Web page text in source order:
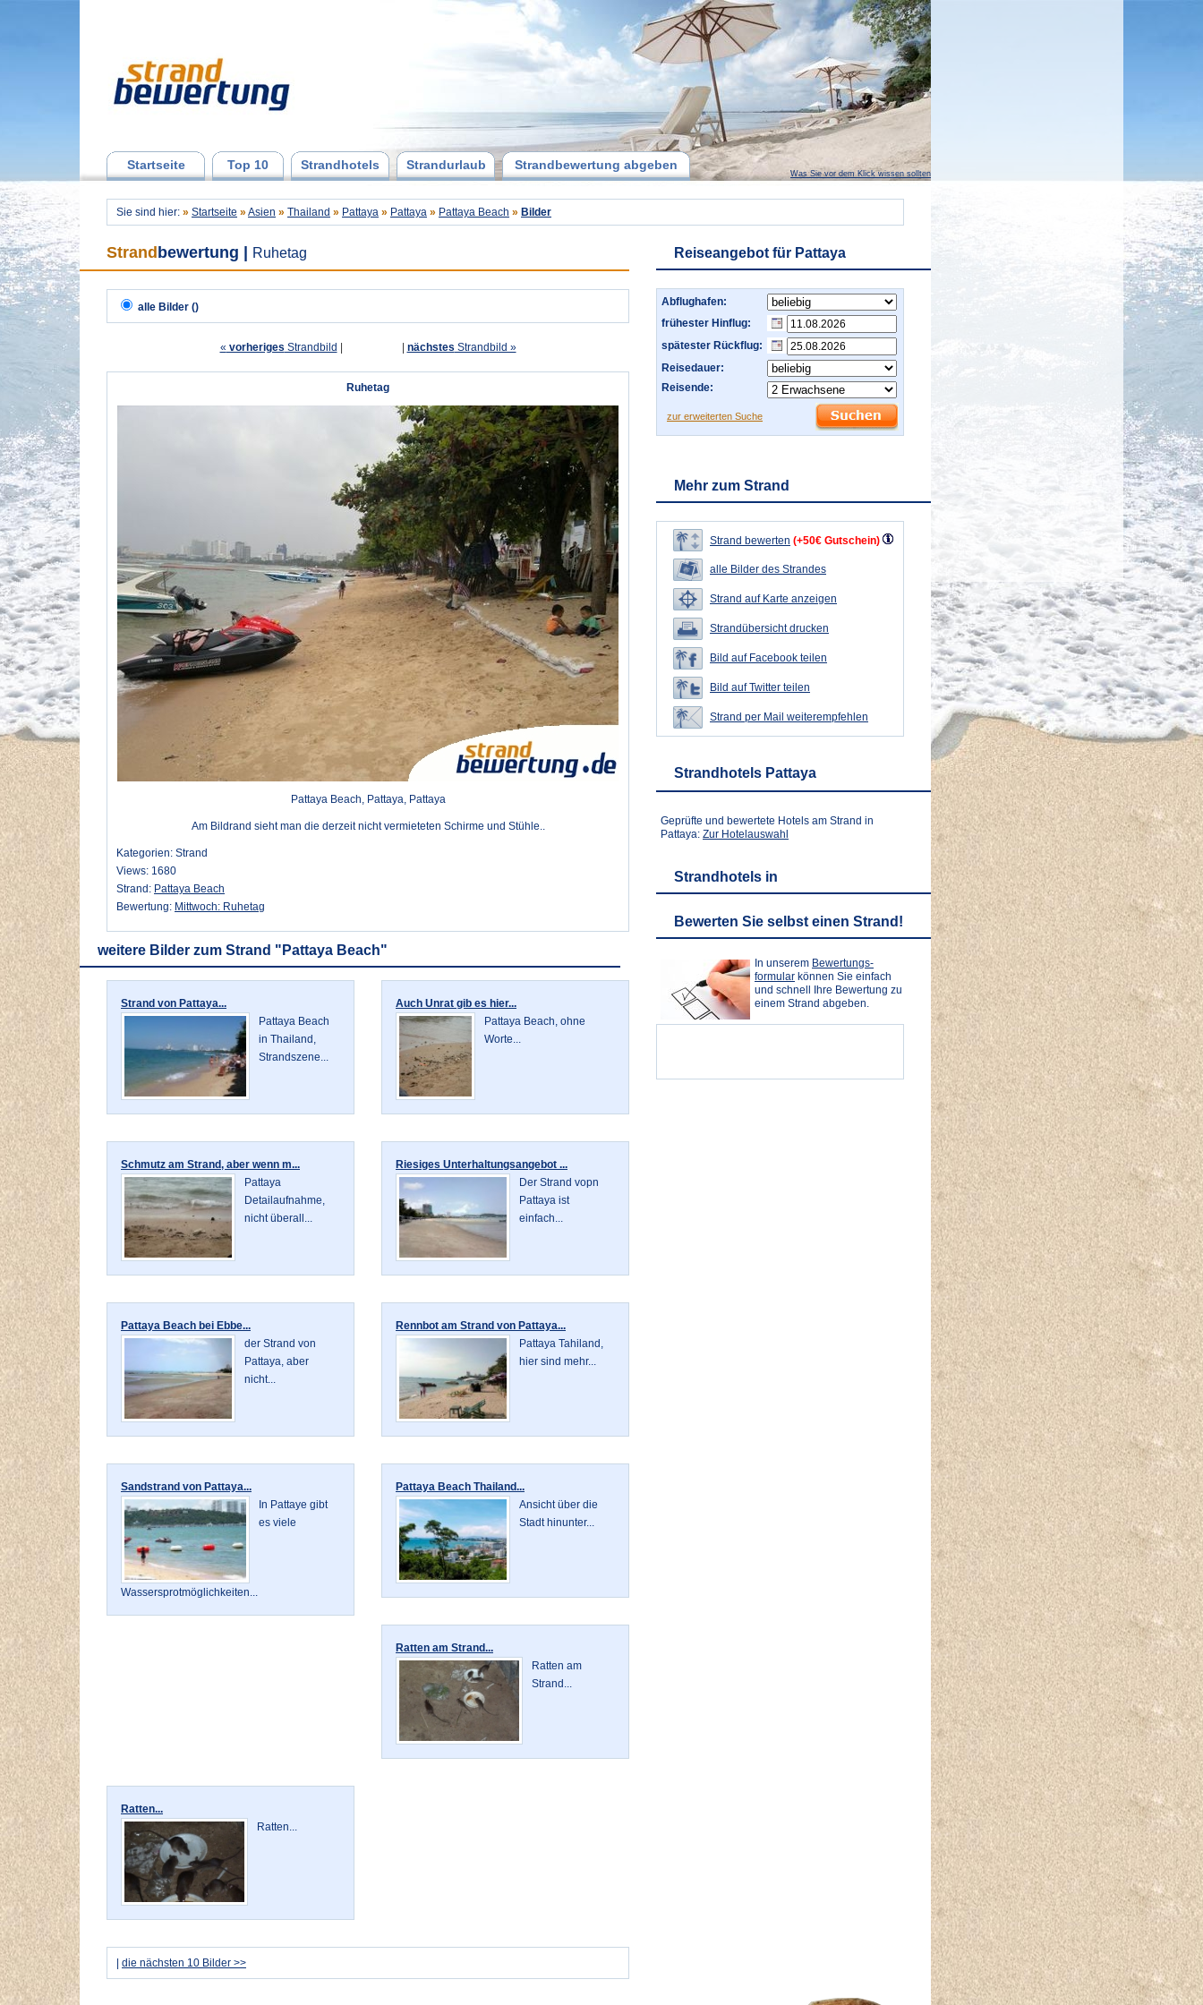
Startseite Top 10 Strandhotels Strandurlaub Strandbewertung abgeben
Was Sie vor dem Klick wissen sollten
Sie sind hier: » Startseite » Asien » Thailand » Pattaya » Pattaya » Pattaya Beach » Bilder
Strand bewertung Ruhetag
alle Bilder ()
« vorheriges Strandbild nächstes Strandbild »
Ruhetag
Pattaya Beach, Pattaya, Pattaya
Am Bildrand sieht man die derzeit nicht vermieteten Schirme und Stühle..
Kategorien: Strand
Views: 1680
Strand: Pattaya Beach
Bewertung: Mittwoch: Ruhetag
weitere Bilder zum Strand "Pattaya Beach"
Strand von Pattaya...
Pattaya Beach
in Thailand,
Strandszene...
Auch Unrat gib es hier...
Pattaya Beach, ohne
Worte...
Schmutz am Strand, aber wenn m...
Pattaya
Detailaufnahme,
nicht überall...
Riesiges Unterhaltungsangebot ...
Der Strand vopn
Pattaya ist
einfach...
Pattaya Beach bei Ebbe...
der Strand von
Pattaya, aber
nicht...
Rennbot am Strand von Pattaya...
Pattaya Tahiland,
hier sind mehr...
Sandstrand von Pattaya...
In Pattaye gibt
es viele
Wassersprotmöglichkeiten...
Pattaya Beach Thailand...
Ansicht über die
Stadt hinunter...
Ratten am Strand...
Ratten am
Strand...
Ratten...
Ratten...
die nächsten 10 Bilder >>
Reiseangebot für Pattaya
Abflughafen:
frühester Hinflug:
spätester Rückflug:
Reisedauer:
Reisende:
zur erweiterten Suche
Mehr zum Strand
Strand bewerten (+50€ Gutschein)
alle Bilder des Strandes
Strand auf Karte anzeigen
Strandübersicht drucken
Bild auf Facebook teilen
Bild auf Twitter teilen
Strand per Mail weiterempfehlen
Strandhotels Pattaya
Geprüfte und bewertete Hotels am Strand in
Pattaya: Zur Hotelauswahl
Strandhotels in
Bewerten Sie selbst einen Strand!
In unserem Bewertungs-
formular können Sie einfach
und schnell Ihre Bewertung zu
einem Strand abgeben.